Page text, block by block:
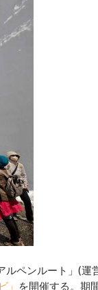
ルペンルート」(運
」 を開催する。期